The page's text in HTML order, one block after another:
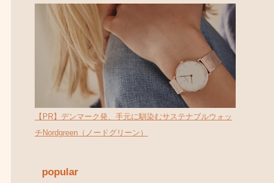
【PR】デンマーク発、手元に馴染むサステナブルウォッ
チNordgreen（ノードグリーン）
popular